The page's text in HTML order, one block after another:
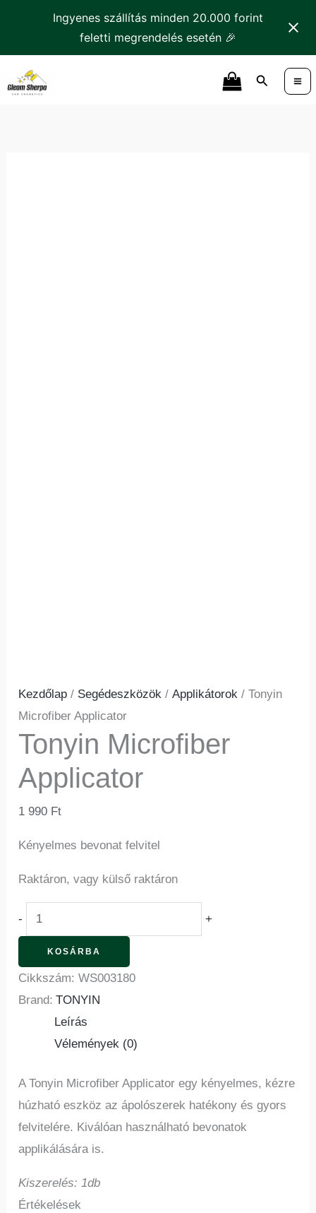
Ingyenes szállítás minden 20.000 forint
feletti megrendelés esetén 🎉
content
Search
Kezdőlap / Segédeszközök /Applikátorok / Tonyin
Microfiber Applicator
Tonyin Microfiber
Applicator
1 990 Ft
Kényelmes bevonat felvitel
Raktáron, vagy külső raktáron
-
Microfiber
+
KOSÁRBA
Cikkszám:WS003180
Brand: TONYIN
Leírás
Vélemények (0)
A Tonyin Microfiber Applicator egy kényelmes, kézre
húzható eszköz az ápolószerek hatékony és gyors
felvitelére. Kiválóan használható bevonatok
applikálására is.
Kiszerelés: 1db
Értékelések